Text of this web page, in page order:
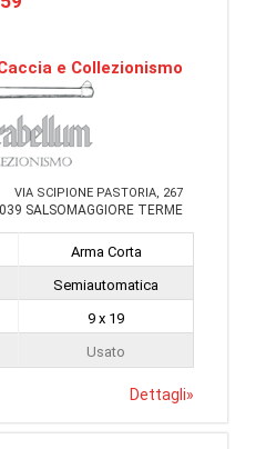
e Collezionismo
VIA SCIPIONE PASTORIA, 267
SALSOMAGGIORE TERME
Arma Corta
Semiautomatica
9 x 19
Usato
Dettagli»